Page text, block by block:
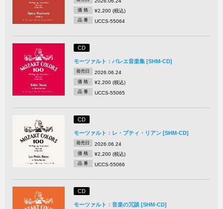
価 格 ¥2,200 (税込)
品 番 UCCS-55064
CD
モーツァルト：バレエ音楽集 [SHM-CD]
発売日 2026.06.24
価 格 ¥2,200 (税込)
品 番 UCCS-55065
CD
モーツァルト：レ・プティ・リアン [SHM-CD]
発売日 2026.06.24
価 格 ¥2,200 (税込)
品 番 UCCS-55066
CD
モーツァルト：音楽の冗談 [SHM-CD]